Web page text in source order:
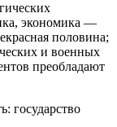
экономика —
половина;
и военных
преобладают